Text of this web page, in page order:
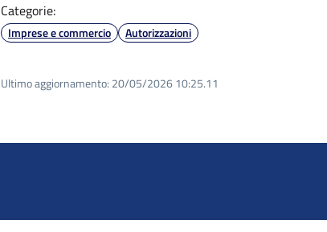
Categorie:
Imprese e commercio Autorizzazioni
Ultimo aggiornamento: 20/05/2026 10:25.11